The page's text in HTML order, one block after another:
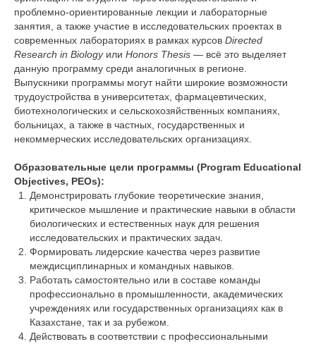
проблемно-ориентированные лекции и лабораторные
занятия, а также участие в исследовательских проектах в
современных лабораториях в рамках курсов Directed
Research in Biologyили Honors Thesis — всё это выделяет
данную программу среди аналогичных в регионе.
Выпускники программы могут найти широкие возможности
трудоустройства в университетах, фармацевтических,
биотехнологических и сельскохозяйственных компаниях,
больницах, а также в частных, государственных и
некоммерческих исследовательских организациях.
Образовательные цели программы (Program Educational
Objectives, PEOs):
Демонстрировать глубокие теоретические знания,
критическое мышление и практические навыки в области
биологических и естественных наук для решения
исследовательских и практических задач.
Формировать лидерские качества через развитие
междисциплинарных и командных навыков.
Работать самостоятельно или в составе команды
профессионально в промышленности, академических
учреждениях или государственных организациях как в
Казахстане, так и за рубежом.
Действовать в соответствии с профессиональными